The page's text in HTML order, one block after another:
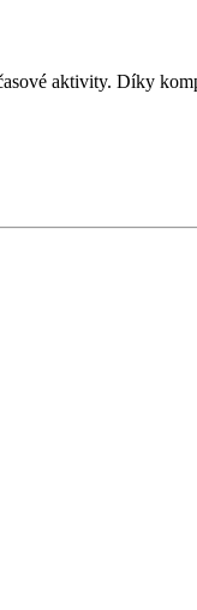
aktivity. Díky